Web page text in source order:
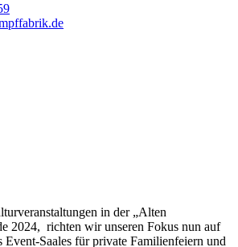
in der „Alten
2024, richten wir unseren Fokus nun auf
Event-Saales für private Familienfeiern und